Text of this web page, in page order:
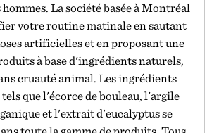
La société basée à Montréal
votre routine matinale en sautant
artificielles et en proposant une
à base d'ingrédients naturels,
cruauté animal. Les ingrédients
que l'écorce de bouleau, l'argile
et l'extrait d'eucalyptus se